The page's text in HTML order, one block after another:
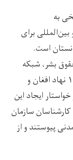
به
برای
است.
حقوق بشر، شبکه
مدافعان حقوق بشر افغانستان، با حمایت ۱۰۸ نهاد افغان و
ایجاد این
سازمان
پیوستند و از